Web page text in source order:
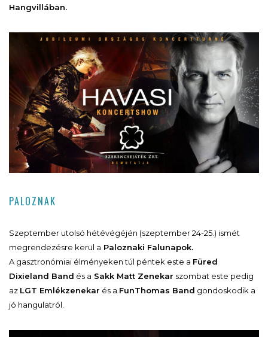
Hangvillában.
PALOZNAK
Szeptember utolsó hétévégéjén (szeptember 24-25.) ismét
megrendezésre kerül a Paloznaki Falunapok.
A gasztronómiai élményeken túl péntek este a Füred
Dixieland Band és a Sakk Matt Zenekar szombat este pedig
az LGT Emlékzenekar és a FunThomas Band gondoskodik a
jó hangulatról.